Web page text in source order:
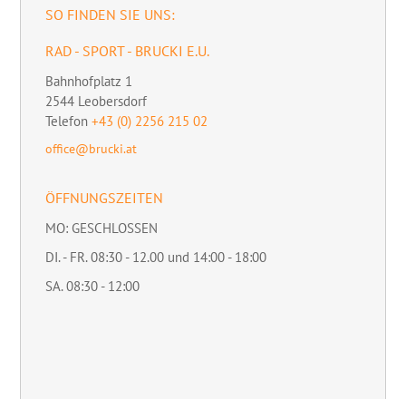
SO FINDEN SIE UNS:
RAD - SPORT - BRUCKI E.U.
Bahnhofplatz 1
2544 Leobersdorf
Telefon +43 (0) 2256 215 02
office@brucki.at
ÖFFNUNGSZEITEN
MO: GESCHLOSSEN
DI. - FR. 08:30 - 12.00 und 14:00 - 18:00
SA. 08:30 - 12:00